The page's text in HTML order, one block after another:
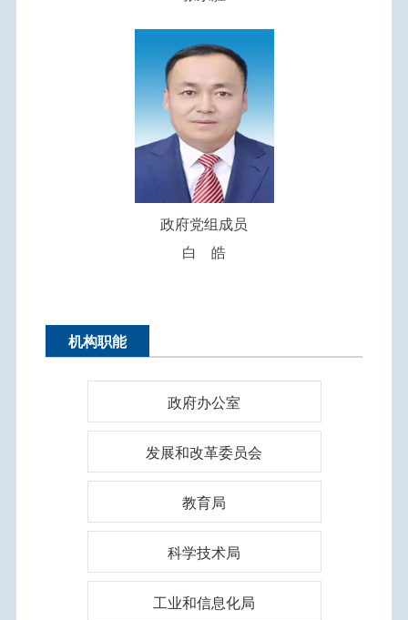
政府党组成员
白 皓
机构职能
政府办公室
发展和改革委员会
教育局
科学技术局
工业和信息化局